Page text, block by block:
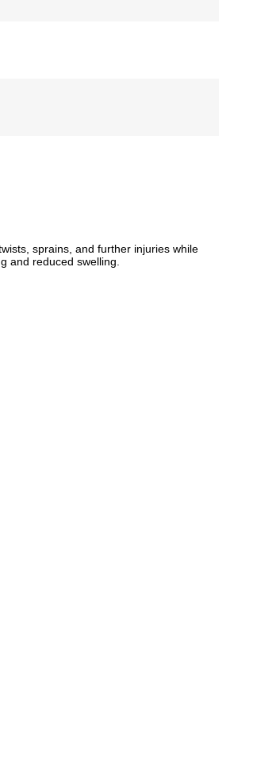
sprains, and further injuries while
and reduced swelling.